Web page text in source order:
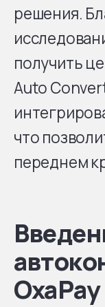
решения.
получить
Auto
что
переднем
OxaPay